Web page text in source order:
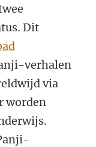
Dit
verhalen
via
worden